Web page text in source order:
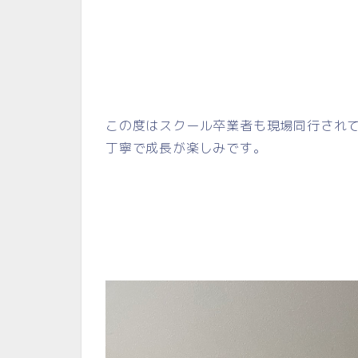
この度はスクール卒業者も現場同行され
丁寧で成長が楽しみです。